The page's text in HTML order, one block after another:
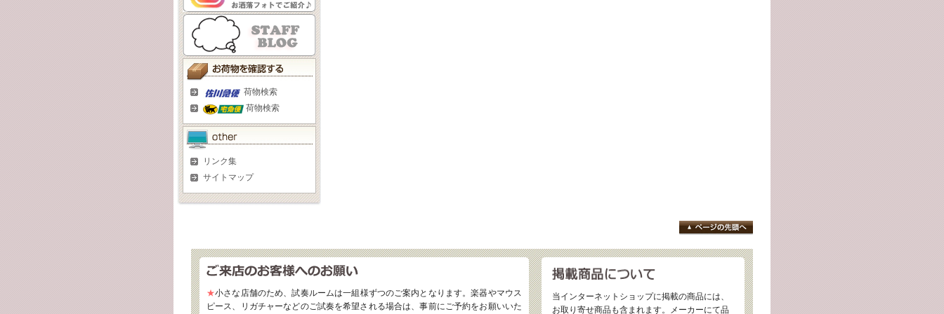
荷物検索
荷物検索
リンク集
サイトマップ
★小さな店舗のため、試奏ルームは一組様ずつのご案内となります。楽器やマウス
ピース、リガチャーなどのご試奏を希望される場合は、事前にご予約をお願いいた
当インターネットショップに掲載の商品には、
お取り寄せ商品も含まれます。メーカーにて品